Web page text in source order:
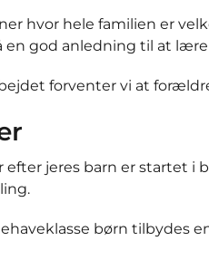
hvor hele familien er
en god anledning til at
forventer vi at
jeres barn er startet i
børn tilbydes